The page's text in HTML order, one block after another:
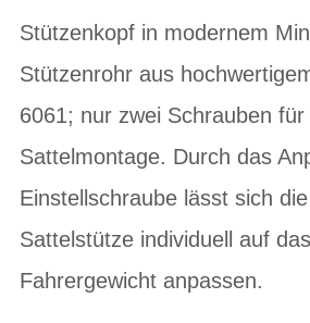
Stützenkopf in modernem
Stützenrohr aus
6061; nur zwei Schrauben für
Sattelmontage. Durch das
Einstellschraube lässt sich
Sattelstütze individuell auf
Fahrergewicht anpassen.